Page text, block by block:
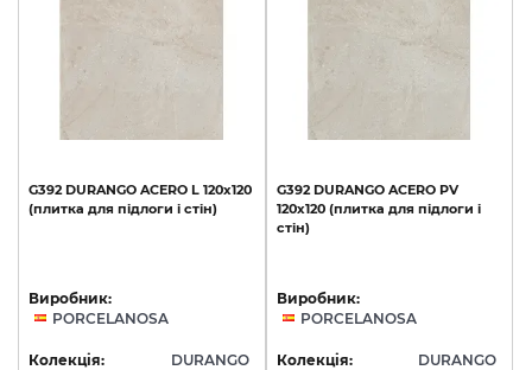
G392 DURANGO ACERO L 120х120
(плитка для підлоги і стін)
Виробник:
PORCELANOSA
Колекція: DURANGO
G392 DURANGO ACERO PV
120х120 (плитка для підлоги і
стін)
Виробник:
PORCELANOSA
Колекція: DURANGO